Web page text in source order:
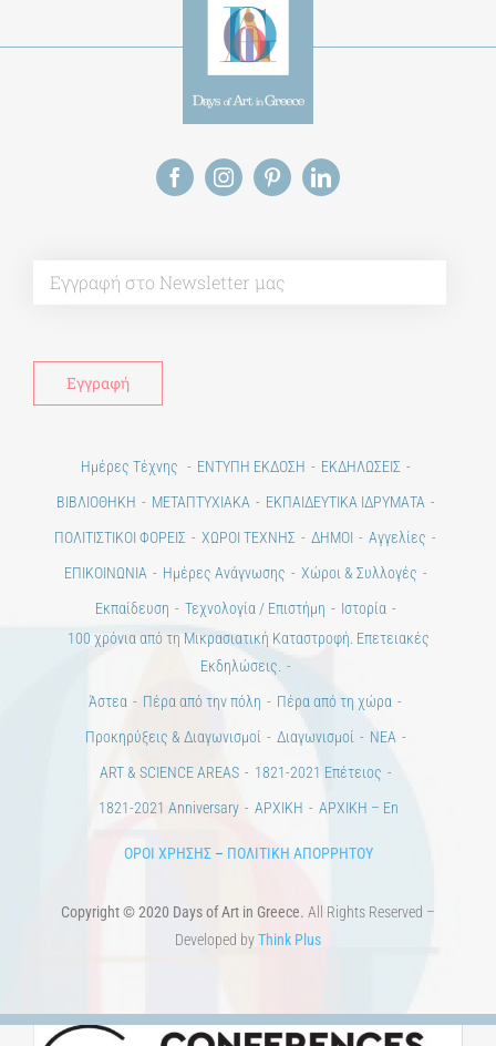
Ημέρες Τέχνης ΕΝΤΥΠΗ ΕΚΔΟΣΗ
ΕΚΔΗΛΩΣΕΙΣ
ΒΙΒΛΙΟΘΗΚΗ
ΜΕΤΑΠΤΥΧΙΑΚΑ
ΕΚΠΑΙΔΕΥΤΙΚΑ ΙΔΡΥΜΑΤΑ
ΠΟΛΙΤΙΣΤΙΚΟΙ ΦΟΡΕΙΣ
ΧΩΡΟΙ ΤΕΧΝΗΣ ΔΗΜΟΙ
Αγγελίες
ΕΠΙΚΟΙΝΩΝΙΑ
Ημέρες Ανάγνωσης
Χώροι & Συλλογές
Εκπαίδευση
Τεχνολογία / Επιστήμη
Ιστορία
100 χρόνια από τη Μικρασιατική Καταστροφή. Επετειακές
Εκδηλώσεις.
Άστεα
Πέρα από την πόλη
Πέρα από τη χώρα
Προκηρύξεις & Διαγωνισμοί
Διαγωνισμοί
ΝΕΑ
ART & SCIENCE AREAS
1821-2021 Επέτειος
1821-2021 Anniversary
ΑΡΧΙΚΗ ΑΡΧΙΚΗ – En
ΟΡΟΙ ΧΡΗΣΗΣ– ΠΟΛΙΤΙΚΗ ΑΠΟΡΡΗΤΟΥ
Copyright © 2020 Days of Art in Greece. All Rights Reserved –
Developed byThink Plus